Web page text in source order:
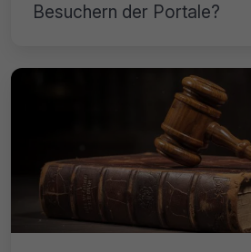
Besuchern der Portale?